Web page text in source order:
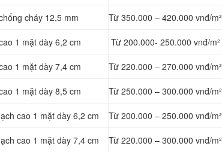
cháy 12,5 mm Từ 350.000 – 420.000 vnđ/m²
1 mặt dày 6,2 cm Từ 200.000- 250.000 vnđ/m²
1 mặt dày 7,4 cm Từ 220.000 – 270.000 vnđ/m²
1 mặt dày 8,5 cm Từ 250.000 – 300.000 vnđ/m²
cao 1 mặt dày 6,2 cm Từ 200.000 – 250.000 vnđ/m²
cao 1 mặt dày 7,4 cm Từ 220.000 – 300.000 vnđ/m²